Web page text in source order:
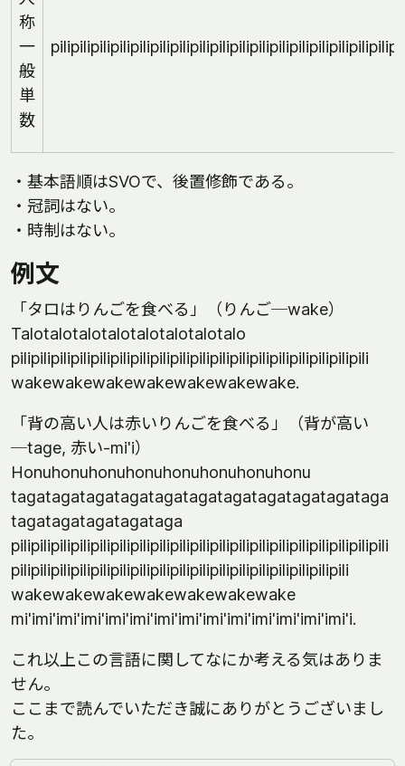
称
一
般
単
数
・基本語順はSVOで、後置修飾である。
・冠詞はない。
・時制はない。
例文
「タロはりんごを食べる」（りんご─wake）
Talotalotalotalotalotalotalotalo
pilipilipilipilipilipilipilipilipilipilipilipilipilipilipilipilipilipili
wakewakewakewakewakewakewake.
「背の高い人は赤いりんごを食べる」（背が高い
─tage, 赤い-mi'i）
Honuhonuhonuhonuhonuhonuhonuhonu
tagatagatagatagatagatagatagatagatagatagataga
tagatagatagatagataga
pilipilipilipilipilipilipilipilipilipilipilipilipilipilipilipilipilipilipili
pilipilipilipilipilipilipilipilipilipilipilipilipilipilipilipilipili
wakewakewakewakewakewakewake
mi'imi'imi'imi'imi'imi'imi'imi'imi'imi'imi'imi'imi'imi'i.
これ以上この言語に関してなにか考える気はありま
せん。
ここまで読んでいただき誠にありがとうございまし
た。